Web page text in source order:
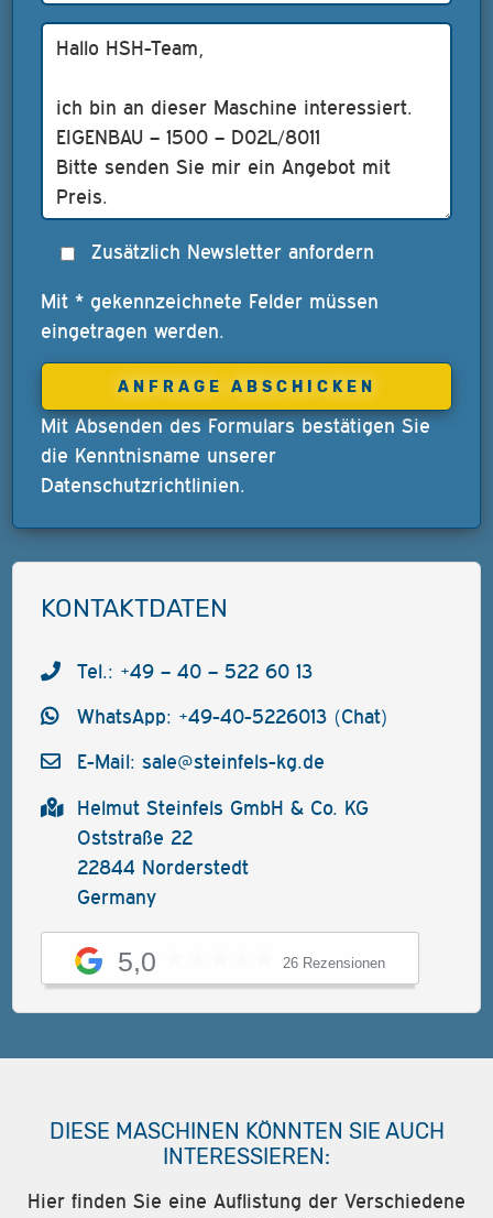
Zusätzlich Newsletter anfordern
Mit * gekennzeichnete Felder müssen
eingetragen werden.
Mit Absenden des Formulars bestätigen Sie
die Kenntnisname unserer
Datenschutzrichtlinien.
KONTAKTDATEN
Tel.: +49 – 40 – 522 60 13
WhatsApp: +49-40-5226013 (Chat)
E-Mail: sale@steinfels-kg.de
Helmut Steinfels GmbH & Co. KG
Oststraße 22
22844 Norderstedt
Germany
5,0 26 Rezensionen
DIESE MASCHINEN KÖNNTEN SIE AUCH
INTERESSIEREN:
Hier finden Sie eine Auflistung der Verschiedene